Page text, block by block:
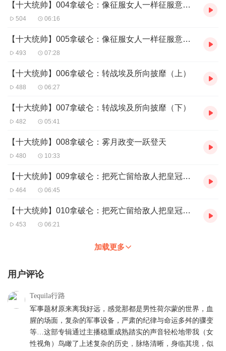
【十大统帅】004拿破仑：像征服女人一样征服意大利（上）
504 06:16
【十大统帅】005拿破仑：像征服女人一样征服意大利（下）
493 07:28
【十大统帅】006拿破仑：转战埃及所向披靡（上）
488 06:27
【十大统帅】007拿破仑：转战埃及所向披靡（下）
482 05:41
【十大统帅】008拿破仑：雾月政变一跃登天
480 10:33
【十大统帅】009拿破仑：把死亡留给敌人把皇冠留给自己（上）
464 06:45
【十大统帅】010拿破仑：把死亡留给敌人把皇冠留给自己（下）
453 06:21
加载更多
用户评论
Tequila行路
军事题材原来离我好远，感觉那都是男性荷尔蒙的世界，血
腥的场面，复杂的军事设备，严肃的纪律与命运多舛的骤变
等…这部专辑通过主播稳重成熟踏实的声音轻松地带我（女
性视角）鸟瞰了上述复杂的历史，脉络清晰，身临其境，似